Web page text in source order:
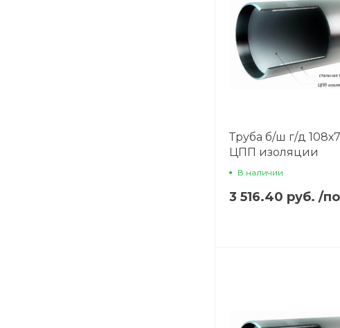
Труба б/ш г/д
ЦПП изоляции
В наличии
3 516.40 руб. /